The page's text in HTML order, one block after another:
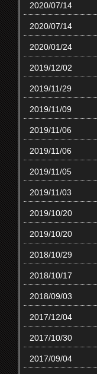
2020/07/14
2020/07/14
2020/01/24
2019/12/02
2019/11/29
2019/11/09
2019/11/06
2019/11/06
2019/11/05
2019/11/03
2019/10/20
2019/10/20
2018/10/29
2018/10/17
2018/09/03
2017/12/04
2017/10/30
2017/09/04